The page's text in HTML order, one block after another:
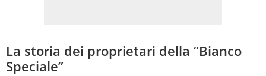
La storia dei proprietari della “Bianco
Speciale”